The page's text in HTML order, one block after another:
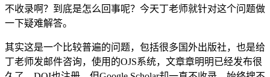
不收录啊？到底是怎么回事呢？今天丁老师就针对这个问题做
一下疑难解答。
其实这是一个比较普遍的问题，包括很多国外出版社，也是给
丁老师发邮件咨询，使用的OJS系统，文章章明明已经发布很